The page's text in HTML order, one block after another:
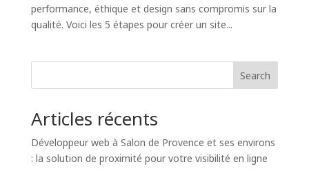
performance, éthique et design sans compromis sur la
qualité. Voici les 5 étapes pour créer un site...
Search
Articles récents
Développeur web à Salon de Provence et ses environs
: la solution de proximité pour votre visibilité en ligne